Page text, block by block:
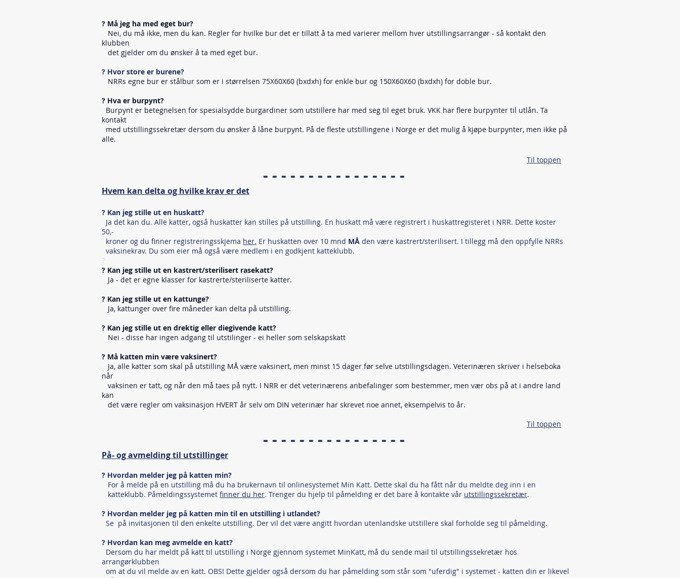
? Må jeg ha med eget bur?
Nei, du må ikke, men du kan. Regler for hvilke bur det er tillatt å ta med varierer mellom hver utstillingsarrangør - så kontakt den
klubben
det gjelder om du ønsker å ta med eget bur.
? Hvor store er burene?
NRRs egne bur er stålbur som er i størrelsen 75X60X60 (bxdxh) for enkle bur og 150X60X60 (bxdxh) for doble bur.
? Hva er burpynt?
Burpynt er betegnelsen for spesialsydde burgardiner som utstillere har med seg til eget bruk. VKK har flere burpynter til utlån. Ta
kontakt
med utstillingssekretær dersom du ønsker å låne burpynt. På de fleste utstillingene i Norge er det mulig å kjøpe burpynter, men ikke på
alle.
Til toppen
- - - - - - - - - - - - - - - -
Hvem kan delta og hvilke krav er det
? Kan jeg stille ut en huskatt?
Ja det kan du. Alle katter, også huskatter kan stilles på utstilling. En huskatt må være registrert i huskattregisteret i NRR. Dette koster
50,-
kroner og du finner registreringsskjema her. Er huskatten over 10 mnd MÅ den være kastrert/sterilisert. I tillegg må den oppfylle NRRs
vaksinekrav. Du som eier må også være medlem i en godkjent katteklubb.
?
? Kan jeg stille ut en kastrert/sterilisert rasekatt?
Ja - det er egne klasser for kastrerte/steriliserte katter.
? Kan jeg stille ut en kattunge?
Ja, kattunger over fire måneder kan delta på utstilling.
? Kan jeg stille ut en drektig eller diegivende katt?
Nei - disse har ingen adgang til utstilinger - ei heller som selskapskatt
? Må katten min være vaksinert?
Ja, alle katter som skal på utstilling MÅ være vaksinert, men minst 15 dager før selve utstillingsdagen. Veterinæren skriver i helseboka
når
vaksinen er tatt, og når den må taes på nytt. I NRR er det veterinærens anbefalinger som bestemmer, men vær obs på at i andre land
kan
det være regler om vaksinasjon HVERT år selv om DIN veterinær har skrevet noe annet, eksempelvis to år.
Til toppen
- - - - - - - - - - - - - - - -
På- og avmelding til utstillinger
? Hvordan melder jeg på katten min?
For å melde på en utstilling må du ha brukernavn til onlinesystemet Min Katt. Dette skal du ha fått når du meldte deg inn i en
katteklubb. Påmeldingssystemet finner du her. Trenger du hjelp til påmelding er det bare å kontakte vår utstillingssekretær.
? Hvordan melder jeg på katten min til en utstilling i utlandet?
Se på invitasjonen til den enkelte utstilling. Der vil det være angitt hvordan utenlandske utstillere skal forholde seg til påmelding.
? Hvordan kan meg avmelde en katt?
Dersom du har meldt på katt til utstilling i Norge gjennom systemet MinKatt, må du sende mail til utstillingssekretær hos
arrangørklubben
om at du vil melde av en katt. OBS! Dette gjelder også dersom du har påmelding som står som "uferdig" i systemet - katten din er likevel